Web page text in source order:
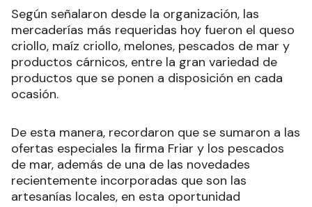
Según señalaron desde la organización, las
mercaderías más requeridas hoy fueron el queso
criollo, maíz criollo, melones, pescados de mar y
productos cárnicos, entre la gran variedad de
productos que se ponen a disposición en cada
ocasión.
De esta manera, recordaron que se sumaron a las
ofertas especiales la firma Friar y los pescados
de mar, además de una de las novedades
recientemente incorporadas que son las
artesanías locales, en esta oportunidad